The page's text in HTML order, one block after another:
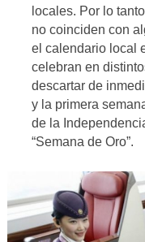
locales. Por lo
no coinciden con
el calendario local
celebran en
descartar de
y la primera
de la
“Semana de Oro”.